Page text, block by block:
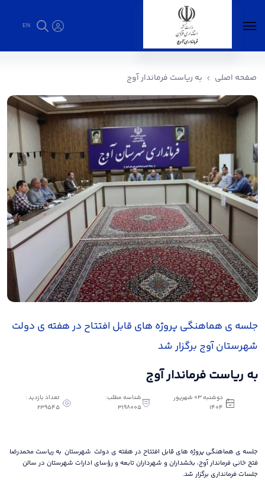
EN
صفحه اصلی به ریاست فرماندار آوج
جلسه ی هماهنگی پروژه های قابل افتتاح در هفته ی دولت
شهرستان آوج برگزار شد
به ریاست فرماندار آوج
دوشنبه 03 شهریور
1404
شناسه مطلب:
3198005
تعداد بازدید :
239545
جلسه ی هماهنگی پروژه های قابل افتتاح در هفته ی دولت شهرستان به ریاست محمدرضا
فتح خانی فرماندار آوج، بخشداران و شهرداران تابعه و رؤسای ادارات شهرستان در سالن
جلسات فرمانداری برگزار شد.